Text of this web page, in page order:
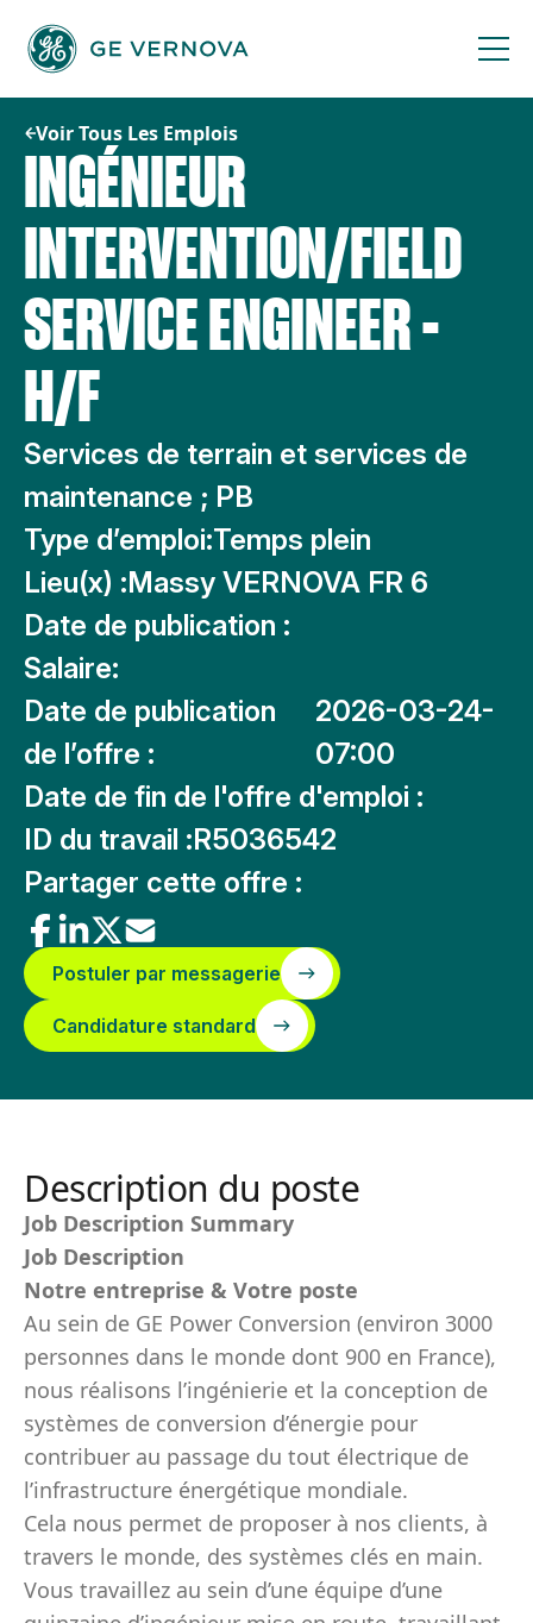
contenu
Voir Tous Les Emplois
INGÉNIEUR
INTERVENTION/FIELD
SERVICE ENGINEER -
H/F
Services de terrain et services de
maintenance ; PB
Type d’emploi:Temps plein
Lieu(x) :Massy VERNOVA FR 6
Date de publication :
Salaire:
Date de publication
de l’offre :
2026-03-24-
07:00
Date de fin de l'offre d'emploi :
ID du travail :R5036542
Partager cette offre :
Postuler par messagerie
Candidature standard
Description du poste
Job Description Summary
Job Description
Notre entreprise & Votre poste
Au sein de GE Power Conversion (environ 3000
personnes dans le monde dont 900 en France),
nous réalisons l’ingénierie et la conception de
systèmes de conversion d’énergie pour
contribuer au passage du tout électrique de
l’infrastructure énergétique mondiale.
Cela nous permet de proposer à nos clients, à
travers le monde, des systèmes clés en main.
Vous travaillez au sein d’une équipe d’une